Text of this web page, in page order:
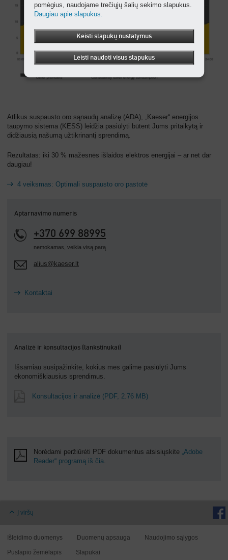
Atlikus suspausto oro sąnaudų analizę (ADA), „Kaeser“ energijos
taupymo sistema (KESS) leidžia pasiūlyti būtent Jums pritaikytą ir
didžiausią našumą užtikrinantį sprendimą.
Rezultatas: iki 30 % mažesnės išlaidos elektros energijai – ar net dar
daugiau!
4 veiksmas: Optimali suspausto oro pastotė
Aptarnavimo numeris
+370 699 88995
nemokamas, veikia visą parą
alius@kaeser.lt
Kontaktai
Analizė ir konsultacijos (lankstinukai)
Išsamiau susipažinkite, kokius mes galime pasiūlyti Jums
ekonomiškiausius sprendimus.
Konsultacijos ir analizė (PDF, 2.76 MB)
Norėdami peržiūrėti PDF dokumentus atsisiųskite „Adobe
Reader“ programą iš čia
Į viršų
Išleidimo duomenys Duomenų apsauga Naudojimo sąlygos
Puslapio žemėlapis Slapukai
pomėgius, naudojame trečiųjų šalių sekimo slapukus.
Daugiau apie slapukus.
Keisti slapukų nustatymus
Leisti naudoti visus slapukus